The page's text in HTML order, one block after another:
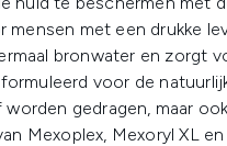
mensen met een drukke
bronwater en zorgt
voor de
gedragen, maar
Mexoplex, Mexoryl XL